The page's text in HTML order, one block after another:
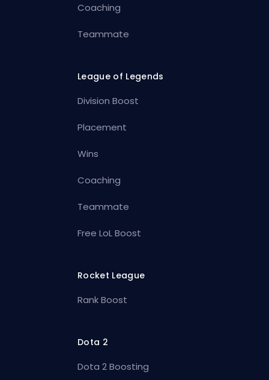
Coaching
Teammate
League of Legends
Division Boost
Placement
Wins
Coaching
Teammate
Free LoL Boost
Rocket League
Rank Boost
Dota 2
Dota 2 Boosting